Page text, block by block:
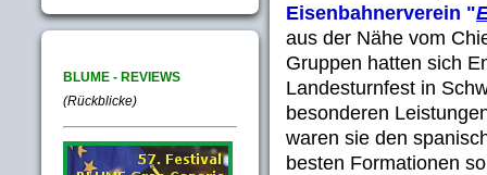
BLUME - REVIEWS
(Rückblicke)
Eisenbahnerverein "
aus der Nähe vom
Gruppen hatten sich
Landesturnfest in
besonderen
waren sie den
besten Formationen